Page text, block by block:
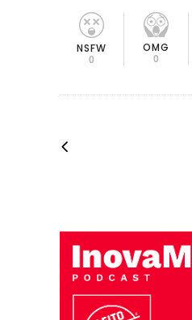
NSFW
0
OMG
0